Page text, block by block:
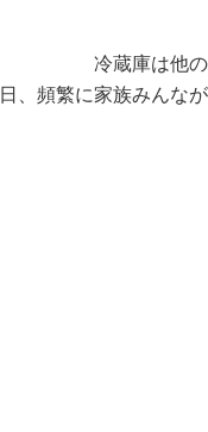
冷蔵庫は他
、頻繁に家族みんな